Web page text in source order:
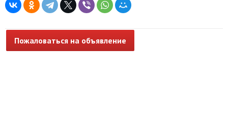
Пожаловаться на объявление